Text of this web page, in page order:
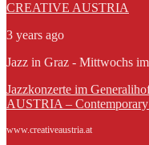
CREATIVE AUSTRIA
3 years ago
Jazz in Graz - Mittwochs
Jazzkonzerte im
AUSTRIA –
www.creativeaustria.at